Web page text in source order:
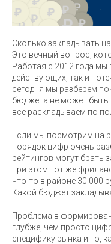
Сколько закладывать
Это вечный вопрос,
Работая с 2012 года мы
действующих, так и
сегодня мы разберем
бюджета не может быть
все раскладываем по
Если мы посмотрим на
порядок цифр очень
рейтингов могут брать
при этом тот же
что-то в районе 30 000
Какой бюджет
Проблема в
глубже, чем просто
специфику рынка и то,